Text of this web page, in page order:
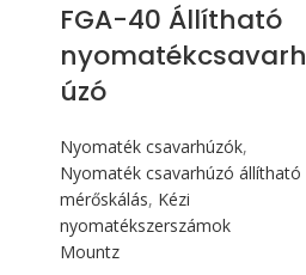
FGA-40 Állítható
nyomatékcsavarh
úzó
Nyomaték csavarhúzók,
Nyomaték csavarhúzó állítható
mérőskálás, Kézi
nyomatékszerszámok
Mountz